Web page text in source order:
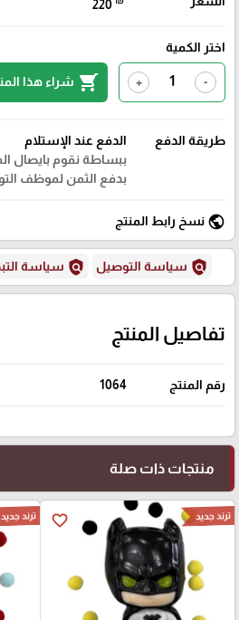
220
اختر الكمية
-
+
shopping_cart شراء هذا
طريقة الدفع
الدفع عند الإستلام
ببساطة نقوم بايصال
بدفع الثمن لموظف
public نسخ رابط المنتج
policy سياسة التوصيل policy سياسة
تفاصيل المنتج
رقم المنتج 1064
منتجات ذات صلة
favorite_border ترند جديد ترند جديد